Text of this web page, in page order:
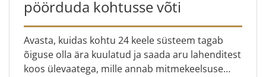
pöörduda kohtusse võti
Avasta, kuidas kohtu 24 keele süsteem tagab
õiguse olla ära kuulatud ja saada aru lahenditest
koos ülevaatega, mille annab mitmekeelsuse